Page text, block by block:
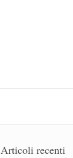
Articoli recenti